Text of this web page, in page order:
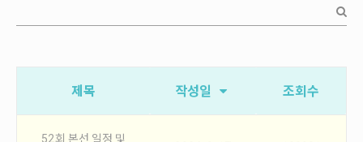
참가신청 및 확인
참가신청
참가신청확인
제목 작성일 조회수
52회 본선 일정 및